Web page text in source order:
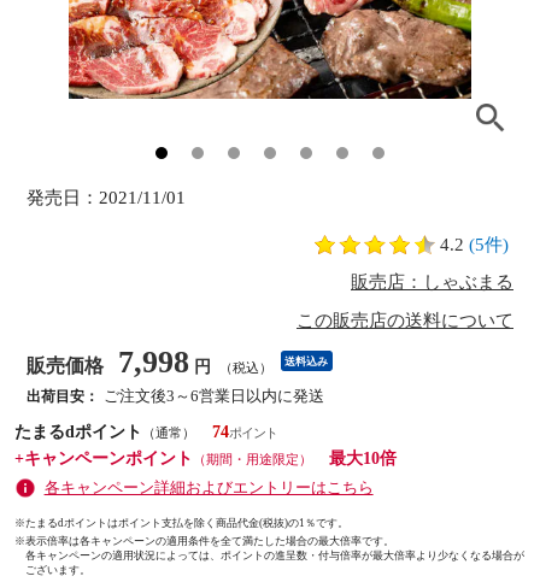
発売日： 2021/11/01
4.2 (5件)
販売店：しゃぶまる
この販売店の送料について
販売価格 7,998 円 （税込） 送料込み
出荷目安：
ご注文後3～6営業日以内に発送
たまるdポイント
（通常）
74
+キャンペーンポイント
（期間・用途限定）
最大10倍
各キャンペーン詳細およびエントリーはこちら
※たまるdポイントはポイント支払を除く商品代金(税抜)の1％です。
※表示倍率は各キャンペーンの適用条件を全て満たした場合の最大倍率です。
各キャンペーンの適用状況によっては、ポイントの進呈数・付与倍率が最大倍率より少なくなる場合が
ございます。